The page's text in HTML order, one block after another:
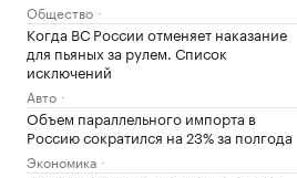
Общество
Когда ВС России отменяет наказание
для пьяных за рулем. Список
исключений
Авто
Объем параллельного импорта в
Россию сократился на 23% за полгода
Экономика